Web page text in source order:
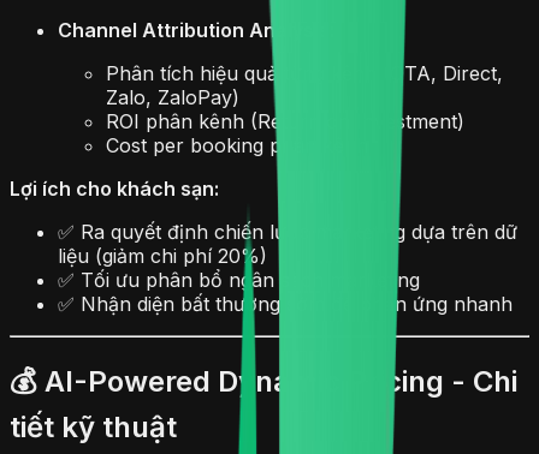
Channel Attribution Analysis:
Phân tích hiệu quả từng kênh (OTA, Direct,
Zalo, ZaloPay)
ROI phân kênh (Return on Investment)
Cost per booking phân kênh
Lợi ích cho khách sạn:
✅ Ra quyết định chiến lược marketing dựa trên dữ
liệu (giảm chi phí 20%)
✅ Tối ưu phân bổ ngân sách marketing
✅ Nhận diện bất thường sớm để phản ứng nhanh
💰 AI-Powered Dynamic Pricing - Chi
tiết kỹ thuật